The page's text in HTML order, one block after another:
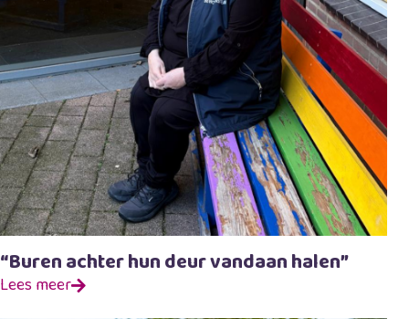
“Buren achter hun deur vandaan halen”
Lees meer